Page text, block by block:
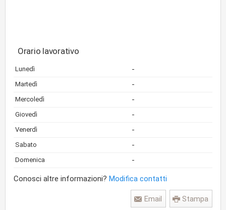
Orario lavorativo
Lunedì -
Martedì -
Mercoledì -
Giovedì -
Venerdì -
Sabato -
Domenica -
Conosci altre informazioni? Modifica contatti
Stampa
Email